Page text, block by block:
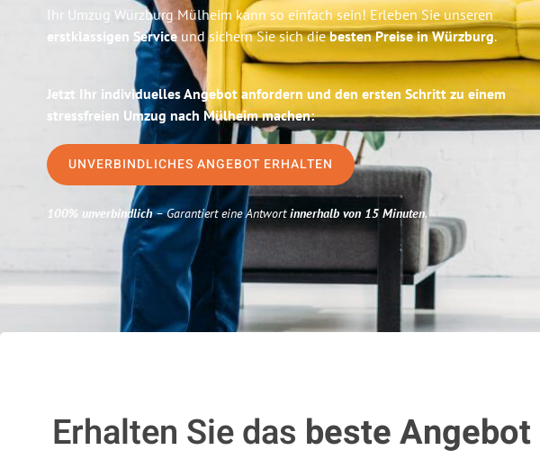
Ihr Umzug Würzburg Mülheim kann so einfach sein! Erleben Sie unseren
erstklassigen Serviceund sichern Sie sich diebesten Preise in Würzburg.
Jetzt Ihr individuelles Angebot anfordern und den ersten Schritt zu einem
stressfreien Umzug nach Mülheim machen:
UNVERBINDLICHES ANGEBOT ERHALTEN
100% unverbindlich– Garantiert eine Antwortinnerhalb von 15 Minuten.
Erhalten Sie das beste Angebot